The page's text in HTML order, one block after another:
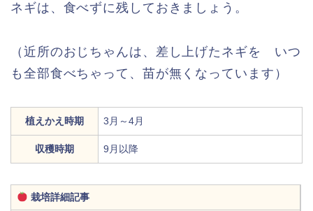
ネギは、食べずに残しておきましょう。
（近所のおじちゃんは、差し上げたネギを
いつ
も全部食べちゃって、苗が無くなっています）
植えかえ時期 3月～4月
収穫時期 9月以降
栽培詳細記事